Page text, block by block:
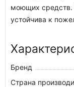
моющих средств.
устойчива к
Бренд
Страна